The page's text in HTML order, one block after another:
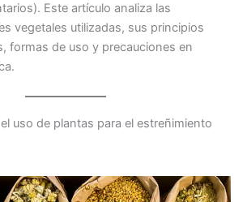
Este artículo analiza las
vegetales utilizadas, sus principios
formas de uso y precauciones en
uso de plantas para el estreñimiento